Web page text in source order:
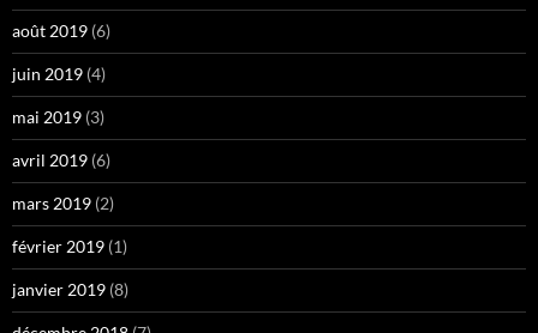
août 2019 (6)
juin 2019 (4)
mai 2019 (3)
avril 2019 (6)
mars 2019 (2)
février 2019 (1)
janvier 2019 (8)